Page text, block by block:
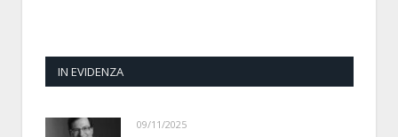
IN EVIDENZA
09/11/2025